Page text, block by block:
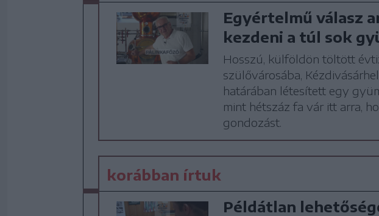
Egyértelmű válasz
kezdeni a túl sok
Hosszú, külföldön töltött
szülővárosába,
határában létesített egy
mint hétszáz fa vár itt arra,
gondozást.
korábban írtuk
Példátlan